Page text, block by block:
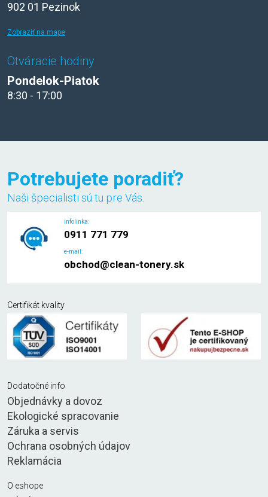
902 01 Pezinok
Zobraziť na mape
Otváracie hodiny
Pondelok-Piatok
8:30 - 17:00
Potrebujete poradiť?
Naši špecialisti sú tu pre Vás.
infolinka:
0911 771 779
e-mail:
obchod@clean-tonery.sk
Certifikát kvality
Dodatočné info
Objednávky a dovoz
Ekologické spracovanie
Záruka a servis
Ochrana osobných údajov
Reklamácia
O eshope